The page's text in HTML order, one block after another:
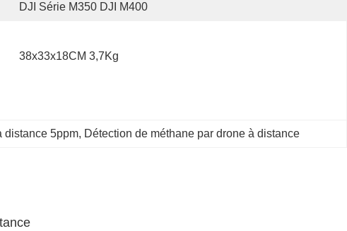
DJI Série M350 DJI M400
38x33x18CM 3,7Kg
distance 5ppm, Détection de méthane par drone à distance